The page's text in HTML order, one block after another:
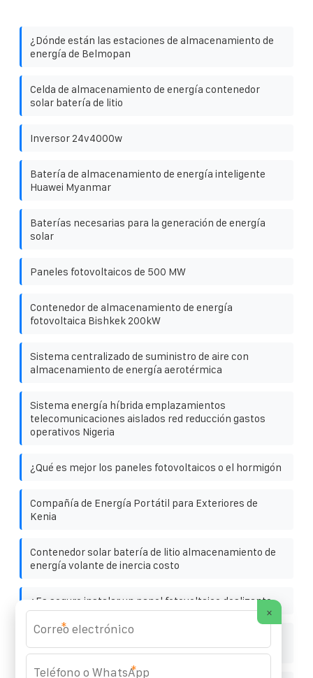
¿Dónde están las estaciones de almacenamiento de
energía de Belmopan
Celda de almacenamiento de energía contenedor
solar batería de litio
Inversor 24v4000w
Batería de almacenamiento de energía inteligente
Huawei Myanmar
Baterías necesarias para la generación de energía
solar
Paneles fotovoltaicos de 500 MW
Contenedor de almacenamiento de energía
fotovoltaica Bishkek 200kW
Sistema centralizado de suministro de aire con
almacenamiento de energía aerotérmica
Sistema energía híbrida emplazamientos
telecomunicaciones aislados red reducción gastos
operativos Nigeria
¿Qué es mejor los paneles fotovoltaicos o el hormigón
Compañía de Energía Portátil para Exteriores de
Kenia
Contenedor solar batería de litio almacenamiento de
energía volante de inercia costo
¿Es seguro instalar un panel fotovoltaico deslizante
Contenedor solar batería de litio almacenamiento de
energía a escala de campo
×
*
*